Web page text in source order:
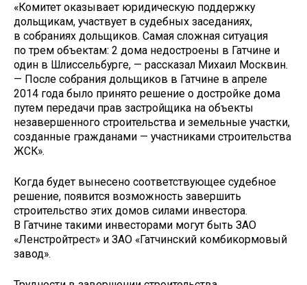
«Комитет оказывает юридическую поддержку
дольщикам, участвует в судебных заседаниях,
в собраниях дольщиков. Самая сложная ситуация
по трем объектам: 2 дома недостроены в Гатчине и
один в Шлиссельбурге, — рассказал Михаил Москвин.
— После собрания дольщиков в Гатчине в апреле
2014 года было принято решение о достройке дома
путем передачи прав застройщика на объекты
незавершенного строительства и земельные участки,
созданные гражданами — участниками строительства
ЖСК».
Когда будет вынесено соответствующее судебное
решение, появится возможность завершить
строительство этих домов силами инвестора.
В Гатчине такими инвесторами могут быть ЗАО
«Ленстройтрест» и ЗАО «Гатчинский комбикормовый
завод».